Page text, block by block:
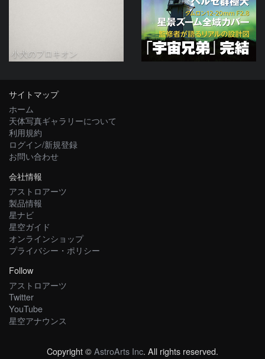
小犬のプロキオン
サイトマップ
ホーム
天体写真ギャラリーについて
利用規約
ログイン/新規登録
お問い合わせ
会社情報
アストロアーツ
製品情報
星ナビ
星空ガイド
オンラインショップ
プライバシー・ポリシー
Follow
アストロアーツ
Twitter
YouTube
星空アナウンス
Copyright ©AstroArts Inc. All rights reserved.